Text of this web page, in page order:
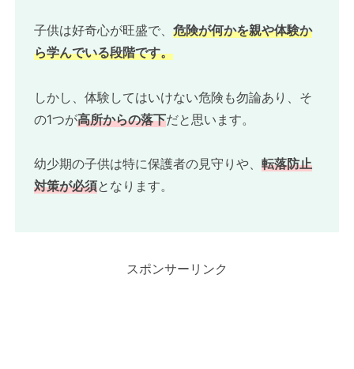
子供は好奇心が旺盛で、 危険が何かを親や体験か
ら学んでいる段階です。
しかし、体験してはいけない危険も勿論あり、そ
の1つが高所からの落下だと思います。
幼少期の子供は特に保護者の見守りや、 転落防止
対策が必須となります。
スポンサーリンク